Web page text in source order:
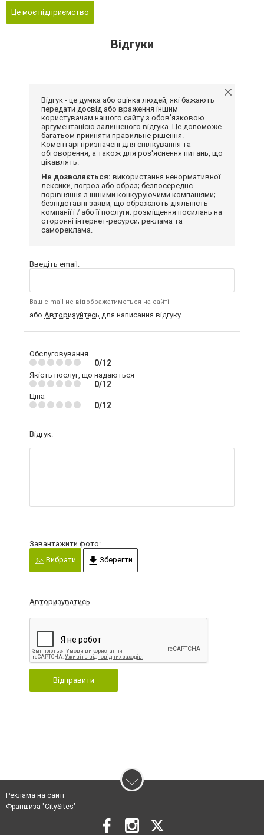
Це моє підприємство
Відгуки
Відгук - це думка або оцінка людей, які бажають
передати досвід або враження іншим
користувачам нашого сайту з обов'язковою
аргументацією залишеного відгука. Це допоможе
багатьом прийняти правильне рішення.
Коментарі призначені для спілкування та
обговорення, а також для роз'яснення питань, що
цікавлять.
Не дозволяється: використання ненормативної
лексики, погроз або образ; безпосереднє
порівняння з іншими конкуруючими компаніями;
безпідставні заяви, що ображають діяльність
компанії і / або її послуги; розміщення посилань на
сторонні інтернет-ресурси; реклама та
самореклама.
Введіть email:
Ваш e-mail не відображатиметься на сайті
або Авторизуйтесь для написання відгуку
Обслуговування
0/12
Якість послуг, що надаються
0/12
Ціна
0/12
Відгук:
Завантажити фото:
Вибрати
Зберегти
Авторизуватись
Відправити
Реклама на сайті
Франшиза "CitySites"